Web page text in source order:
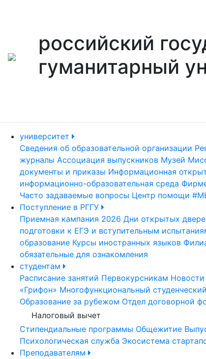
российский
гуманитарный
университет
Сведения об образовательной организации
журналы Ассоциация выпускников Музей
документы и приказы Информационная
информационно-образовательная среда
Часто задаваемые вопросы Центр помощи
Поступление в РГГУ
Приемная кампания 2026 Дни открытых
подготовки к ЕГЭ и вступительным
образование Курсы иностранных языков
обязательные для ознакомления
студентам
Расписание занятий Первокурсникам
«Грифон» Многофункциональный
Образование за рубежом Отдел договорной
Налоговый вычет
Стипендиальные программы Общежитие
Психологическая служба Экосистема
Преподавателям